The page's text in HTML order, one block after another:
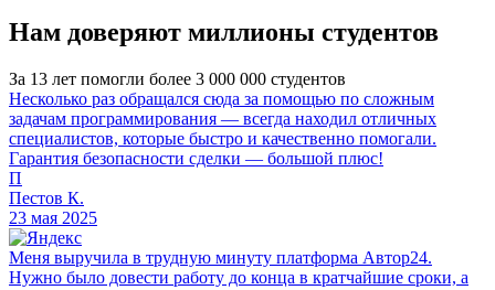
Нам доверяют миллионы студентов
За 13 лет помогли более 3 000 000 студентов
Несколько раз обращался сюда за помощью по сложным
задачам программирования — всегда находил отличных
специалистов, которые быстро и качественно помогали.
Гарантия безопасности сделки — большой плюс!
П
Пестов К.
23 мая 2025
Меня выручила в трудную минуту платформа Автор24.
Нужно было довести работу до конца в кратчайшие сроки, а